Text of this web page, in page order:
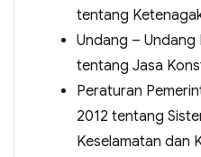
tentang
Undang – Undang
tentang Jasa
Peraturan
2012 tentang
Keselamatan dan